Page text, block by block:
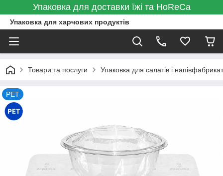
Упаковка для доставки їжі та HoReCa
Упаковка для харчових продуктів
Товари та послуги Упаковка для салатів і
PET